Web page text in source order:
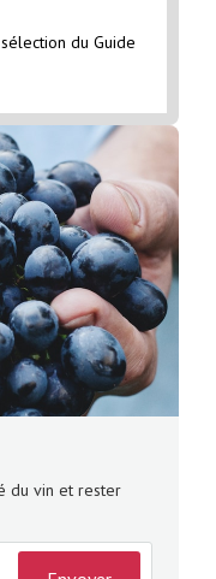
du Guide
du vin et rester